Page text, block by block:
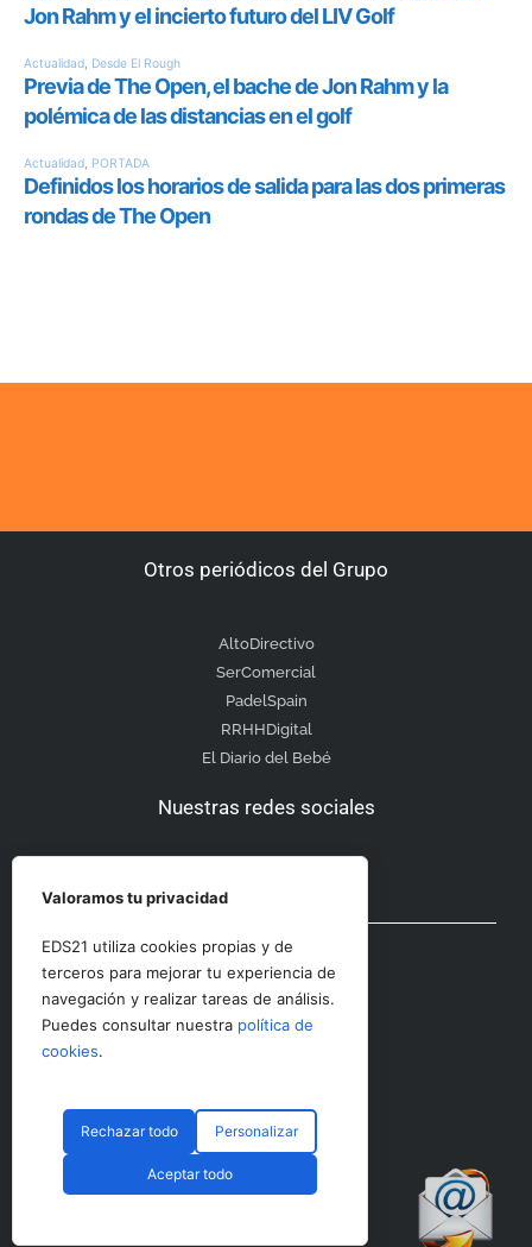
Otros periódicos del Grupo
AltoDirectivo
SerComercial
PadelSpain
RRHHDigital
El Diario del Bebé
Nuestras redes sociales
Otras secciones
Contacto
© CopyRight 2023 RRHHDigital
Valoramos tu privacidad
EDS21 utiliza cookies propias y de
terceros para mejorar tu experiencia de
navegación y realizar tareas de análisis.
Puedes consultar nuestra política de
cookies.
Rechazar todo Personalizar
Aceptar todo